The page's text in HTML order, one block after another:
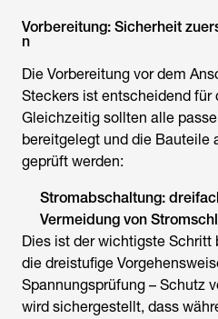
Vorbereitung: Sicherheit
n
Die Vorbereitung vor dem
Steckers ist entscheidend für
Gleichzeitig sollten alle
bereitgelegt und die Bauteile
geprüft werden:
Stromabschaltung:
Vermeidung von
Dies ist der wichtigste Schritt
die dreistufige
Spannungsprüfung – Schutz
wird sichergestellt, dass